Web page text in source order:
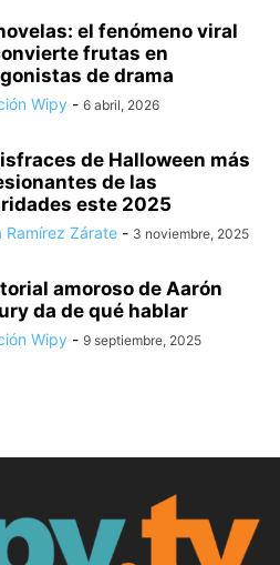
el fenómeno viral
frutas en
de drama
Wipy - 6 abril, 2026
de Halloween más
de las
este 2025
Ramírez Zárate - 3 noviembre, 2025
amoroso de Aarón
da de qué hablar
Wipy - 9 septiembre, 2025